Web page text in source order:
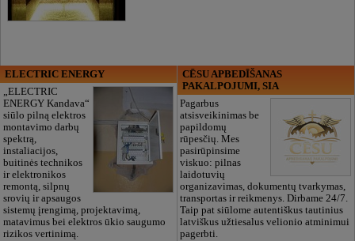
ELECTRIC ENERGY
„ELECTRIC
ENERGY Kandava“
siūlo pilną elektros
montavimo darbų
spektrą,
instaliacijos,
buitinės technikos
ir elektronikos
remontą, silpnų
srovių ir apsaugos
sistemų įrengimą, projektavimą,
matavimus bei elektros ūkio saugumo
rizikos vertinimą.
CĒSU APBEDĪŠANAS
PAKALPOJUMI, SIA
Pagarbus
atsisveikinimas be
papildomų
rūpesčių. Mes
pasirūpinsime
viskuo: pilnas
laidotuvių
organizavimas, dokumentų tvarkymas,
transportas ir reikmenys. Dirbame 24/7.
Taip pat siūlome autentiškus tautinius
latviškus užtiesalus velionio atminimui
pagerbti.